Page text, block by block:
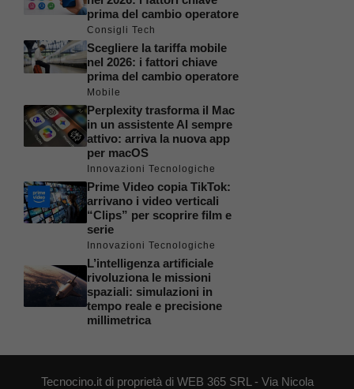
prima del cambio operatore
Consigli Tech
Scegliere la tariffa mobile
nel 2026: i fattori chiave
prima del cambio operatore
Mobile
Perplexity trasforma il Mac
in un assistente AI sempre
attivo: arriva la nuova app
per macOS
Innovazioni Tecnologiche
Prime Video copia TikTok:
arrivano i video verticali
“Clips” per scoprire film e
serie
Innovazioni Tecnologiche
L’intelligenza artificiale
rivoluziona le missioni
spaziali: simulazioni in
tempo reale e precisione
millimetrica
Tecnocino.it di proprietà di WEB 365 SRL - Via Nicola